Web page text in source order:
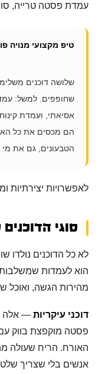
עמדת פסטה טרייה,
טיפ מקצועי מנויה
שלושה דוכנים
שחופפים. למשל:
אסיאתי, ועמדת
הם מכסים את כל
הטבעונים, גם את מי
לאפשרויות יצירתיות
סוגי
לא כל הדוכנים נולדו
הוא לעמדות
מהירות הגשה, ואוכל
דוכני עיקריות— אלה
פסטה מוקפצת בווק
האורח. הריח שעולה
אנשים בלי שצריך